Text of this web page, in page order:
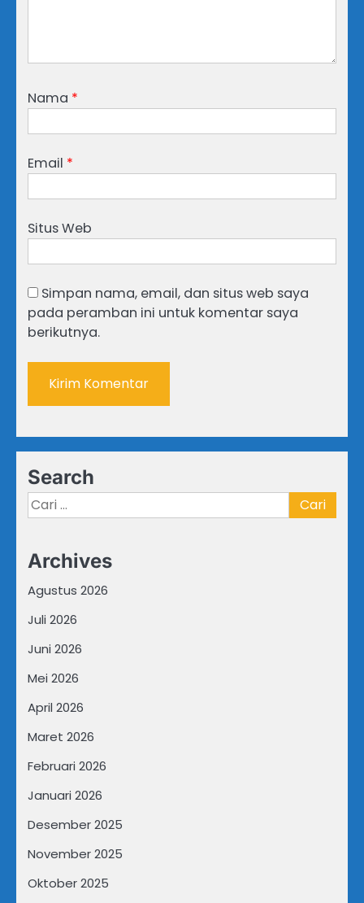
Nama *
Email *
Situs Web
Simpan nama, email, dan situs web saya
pada peramban ini untuk komentar saya
berikutnya.
Search
Cari
untuk:
Archives
Agustus 2026
Juli 2026
Juni 2026
Mei 2026
April 2026
Maret 2026
Februari 2026
Januari 2026
Desember 2025
November 2025
Oktober 2025